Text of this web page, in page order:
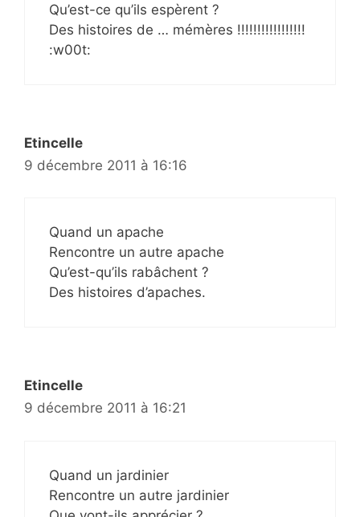
Qu’est-ce qu’ils espèrent ?
Des histoires de … mémères !!!!!!!!!!!!!!!!!
:w00t:
Etincelle
9 décembre 2011 à 16:16
Quand un apache
Rencontre un autre apache
Qu’est-qu’ils rabâchent ?
Des histoires d’apaches.
Etincelle
9 décembre 2011 à 16:21
Quand un jardinier
Rencontre un autre jardinier